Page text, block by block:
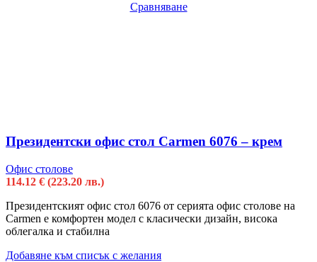
Сравняване
Президентски офис стол Carmen 6076 – крем
Офис столове
114.12 € (223.20 лв.)
Президентският офис стол 6076 от серията офис столове на
Carmen е комфортен модел с класически дизайн, висока
облегалка и стабилна
Добавяне към списък с желания